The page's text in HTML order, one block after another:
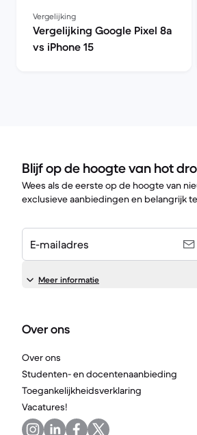
Vergelijking
Vergelijking Google Pixel 8a
vs iPhone 15
Blijf op de hoogte van hot
Wees als de eerste op de hoogte van
exclusieve aanbiedingen en belangrijk
E-mailadres
Meer informatie
Over ons
Over ons
Studenten- en docentenaanbieding
Toegankelijkheidsverklaring
Vacatures!